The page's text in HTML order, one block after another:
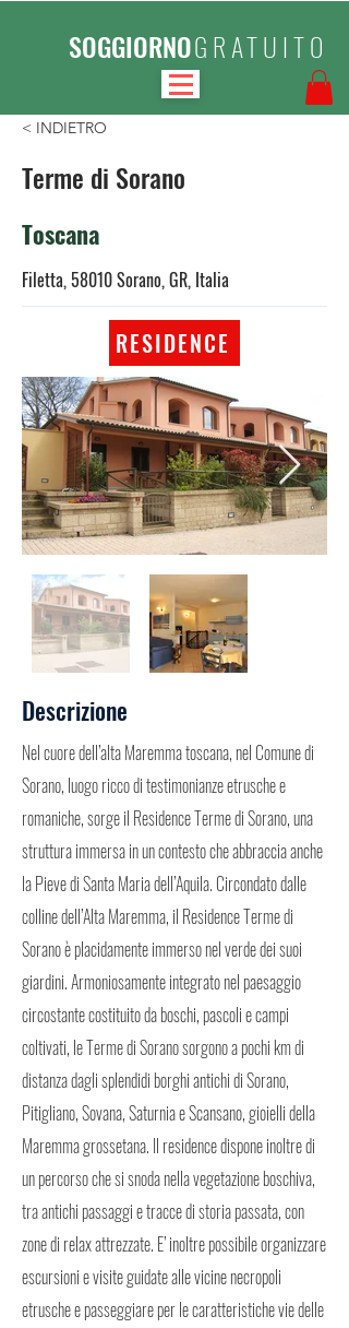
SOGGIORNOGRATUITO
< INDIETRO
Terme di Sorano
Toscana
Filetta, 58010 Sorano, GR, Italia
RESIDENCE
Descrizione
Nel cuore dell’alta Maremma toscana, nel Comune di
Sorano, luogo ricco di testimonianze etrusche e
romaniche, sorge il Residence Terme di Sorano, una
struttura immersa in un contesto che abbraccia anche
la Pieve di Santa Maria dell’Aquila. Circondato dalle
colline dell’Alta Maremma, il Residence Terme di
Sorano è placidamente immerso nel verde dei suoi
giardini. Armoniosamente integrato nel paesaggio
circostante costituito da boschi, pascoli e campi
coltivati, le Terme di Sorano sorgono a pochi km di
distanza dagli splendidi borghi antichi di Sorano,
Pitigliano, Sovana, Saturnia e Scansano, gioielli della
Maremma grossetana. Il residence dispone inoltre di
un percorso che si snoda nella vegetazione boschiva,
tra antichi passaggi e tracce di storia passata, con
zone di relax attrezzate. E’ inoltre possibile organizzare
escursioni e visite guidate alle vicine necropoli
etrusche e passeggiare per le caratteristiche vie delle